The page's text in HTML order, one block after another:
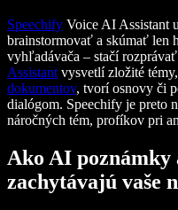
Speechify Voice AI Assistant
brainstormovať a skúmať len
vyhľadávača – stačí
Assistant vysvetlí zložité
dokumentov, tvorí osnovy či
dialógom. Speechify je preto
náročných tém, profíkov pri
Ako AI
zachytávajú vaše